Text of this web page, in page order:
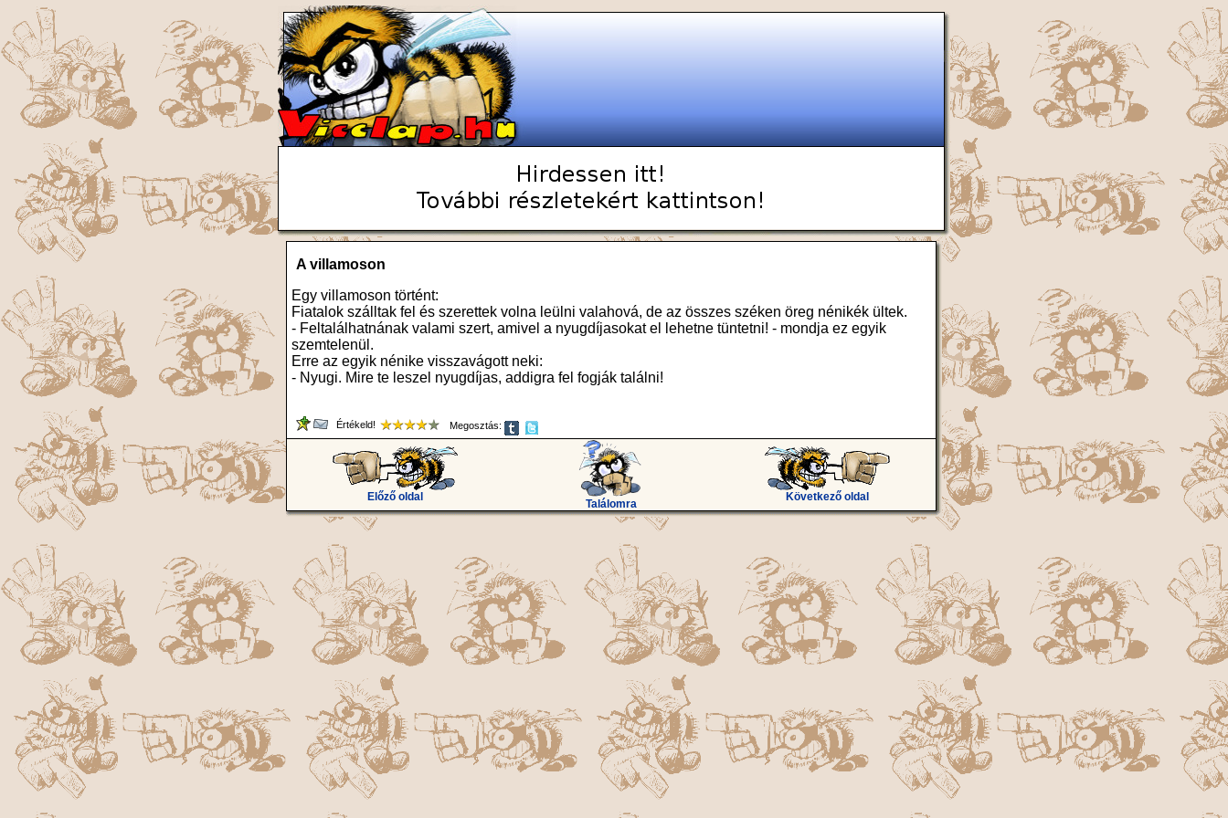
A villamoson
Egy villamoson történt:
Fiatalok szálltak fel és szerettek volna leülni valahová, de az összes széken öreg nénikék ültek.
- Feltalálhatnának valami szert, amivel a nyugdíjasokat el lehetne tüntetni! - mondja ez egyik
szemtelenül.
Erre az egyik nénike visszavágott neki:
- Nyugi. Mire te leszel nyugdíjas, addigra fel fogják találni!
Értékeld! Megosztás:
Előző oldal
Találomra
Következő oldal